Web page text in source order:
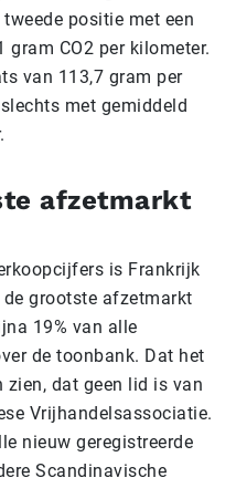
positie met een
CO2 per kilometer.
van 113,7 gram per
met gemiddeld
afzetmarkt
is Frankrijk
de grootste afzetmarkt
19% van alle
de toonbank. Dat het
zien, dat geen lid is van
Vrijhandelsassociatie.
nieuw geregistreerde
Scandinavische